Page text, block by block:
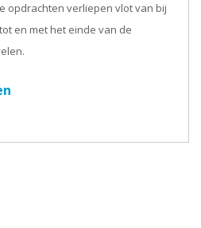
opdrachten verliepen vlot van bij
en met het einde van de